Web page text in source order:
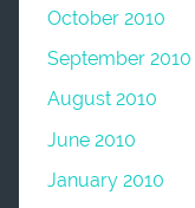
October 2010
September 2010
August 2010
June 2010
January 2010